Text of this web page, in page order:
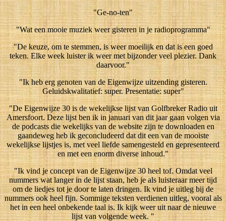
"Ge-no-ten"
"Wat een mooie muziek weer gisteren in je radioprogramma"
"De keuze, om te stemmen, is weer moeilijk en dat is een goed
teken. Elke week luister ik weer met bijzonder veel plezier. Dank
daarvoor."
"Ik heb erg genoten van de Eigenwijze uitzending gisteren.
Geluidskwalitatief: super. Presentatie: super"
"De Eigenwijze 30 is de wekelijkse lijst van Golfbreker Radio uit
Amersfoort. Deze lijst ben ik in januari van dit jaar gaan volgen via
de podcasts die wekelijks van de website zijn te downloaden en
gaandeweg heb ik geconcludeerd dat dit een van de mooiste
wekelijkse lijstjes is, met veel liefde samengesteld en gepresenteerd
en met een enorm diverse inhoud."
"Ik vind je concept van de Eigenwijze 30 heel tof. Omdat veel
nummers wat langer in de lijst staan, heb je als luisteraar meer tijd
om de liedjes tot je door te laten dringen. Ik vind je uitleg bij de
nummers ook heel fijn. Sommige teksten verdienen uitleg, vooral als
het in een heel onbekende taal is. Ik kijk weer uit naar de nieuwe
lijst van volgende week. "